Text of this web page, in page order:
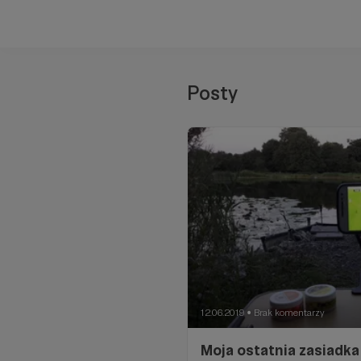
Posty
12.06.2019 ● Brak komentarzy
Moja ostatnia